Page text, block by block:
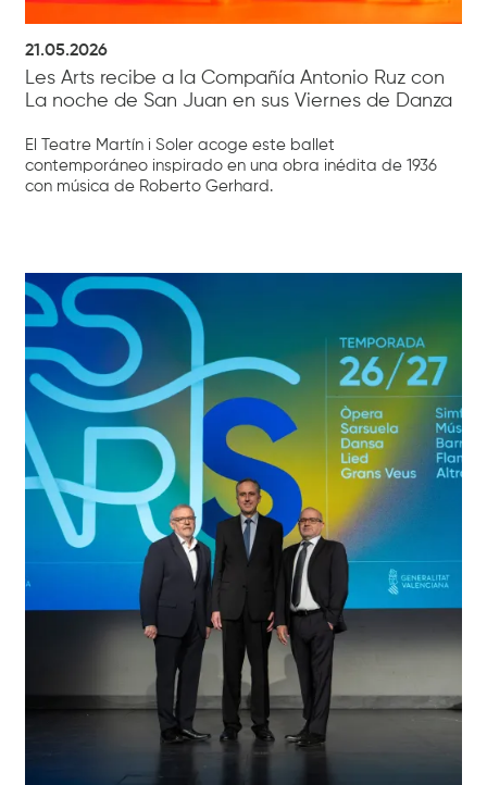
21.05.2026
Les Arts recibe a la Compañía Antonio Ruz con
La noche de San Juan en sus Viernes de Danza
El Teatre Martín i Soler acoge este ballet
contemporáneo inspirado en una obra inédita de 1936
con música de Roberto Gerhard.